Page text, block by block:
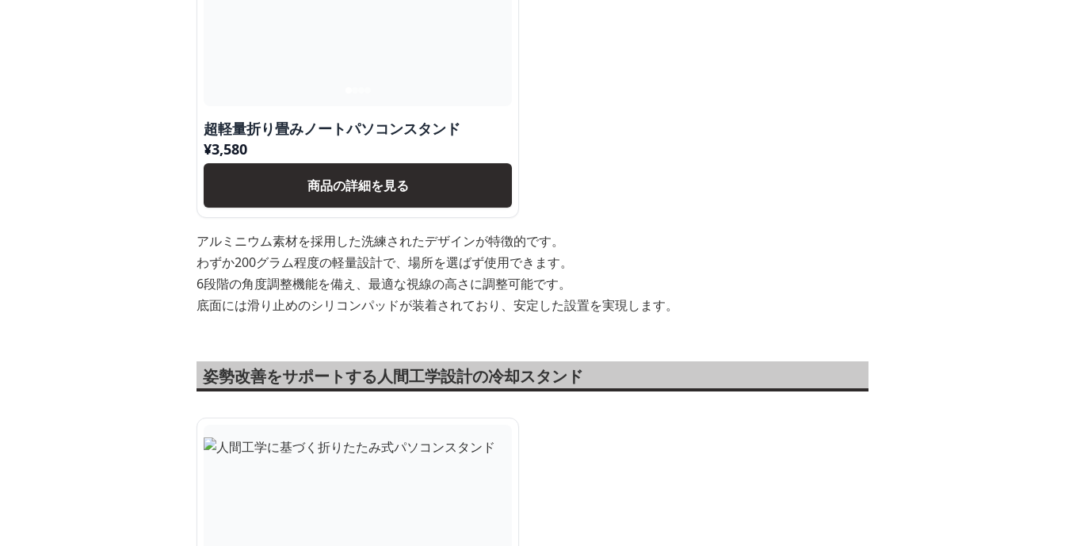
超軽量折り畳みノートパソコンスタンド
¥3,580
商品の詳細を見る
アルミニウム素材を採用した洗練されたデザインが特徴的です。
わずか200グラム程度の軽量設計で、場所を選ばず使用できます。
6段階の角度調整機能を備え、最適な視線の高さに調整可能です。
底面には滑り止めのシリコンパッドが装着されており、安定した設置を実現します。
姿勢改善をサポートする人間工学設計の冷却スタンド